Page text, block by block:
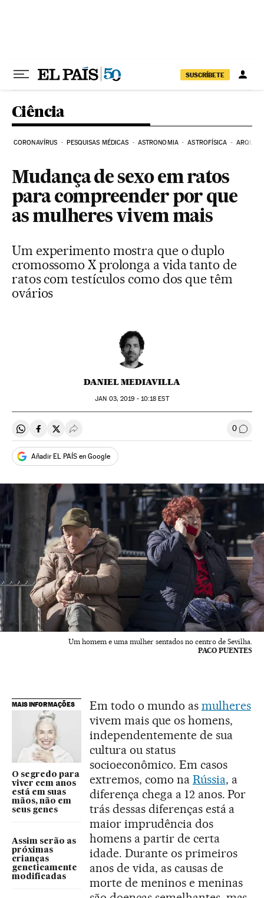
SUSCRÍBETE
Ciência
CORONAVÍRUS PESQUISAS MÉDICAS ASTRONOMIA ASTROFÍSICA
Mudança de sexo em ratos
para compreender por que
as mulheres vivem mais
Um experimento mostra que o duplo
cromossomo X prolonga a vida tanto de
ratos com testículos como dos que têm
ovários
DANIEL MEDIAVILLA
JAN 03, 2019 - 10:18 EST
Compartir en Whatsapp
Compartir en Facebook
Compartir en Twitter
Desplegar Redes Sociales 0
Añadir EL PAÍS en Google
Um homem e uma mulher sentados no centro de Sevilha.
PACO PUENTES
MAIS INFORMAÇÕES
O segredo para
viver cem anos
está em suas
mãos, não em
seus genes
Assim serão as
próximas
crianças
geneticamente
modificadas
Em todo o mundo as mulheres
vivem mais que os homens,
independentemente de sua
cultura ou status
socioeconômico. Em casos
extremos, como na Rússia, a
diferença chega a 12 anos. Por
trás dessas diferenças está a
maior imprudência dos
homens a partir de certa
idade. Durante os primeiros
anos de vida, as causas de
morte de meninos e meninas